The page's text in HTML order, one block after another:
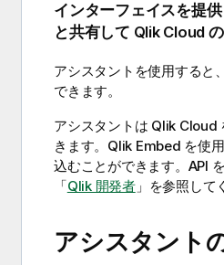
インターフェイスを提
と共有して Qlik Cloud
アシスタントを使用すると
できます。
アシスタントは Qlik Cloud
きます。Qlik Embed を使
込むことができます。API
「Qlik 開発者」を参照して
アシスタント